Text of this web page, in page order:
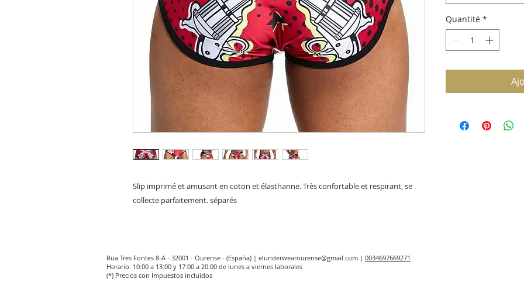
Slip imprimé et amusant en coton et élasthanne. Très confortable et respirant, se
collecte parfaitement. séparés
Quantité *
Rua Tres Fontes 8-A - 32001 - Ourense - (España) | elunderwearourense@gmail.com | 0034697669271
Horario: 10:00 a 13:00 y 17:00 a 20:00 de lunes a viernes laborales
(*) Precios con Impuestos incluidos